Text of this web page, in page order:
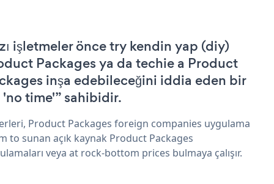
işletmeler önce try kendin yap (diy)
Packages ya da techie a Product
inşa edebileceğini iddia eden bir
'no time'” sahibidir.
Product Packages foreign companies uygulama
to sunan açık kaynak Product Packages
veya at rock-bottom prices bulmaya çalışır.